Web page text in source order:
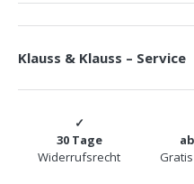
Klauss & Klauss – Service
30 Tage
Widerrufsrecht